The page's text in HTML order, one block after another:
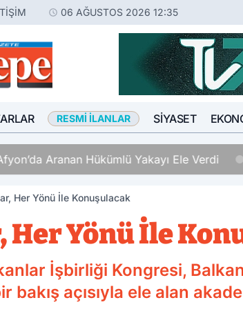
06 AĞUSTOS 2026 12:35
RESMI İLANLAR SIYASET
Aranan Hükümlü Yakayı Ele Verdi
Her Yönü İle Konuşulacak
Her Yönü İle
İşbirliği Kongresi,
bakış açısıyla ele alan